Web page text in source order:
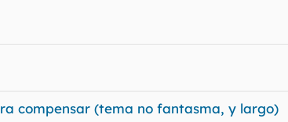
compensar (tema no fantasma, y largo)